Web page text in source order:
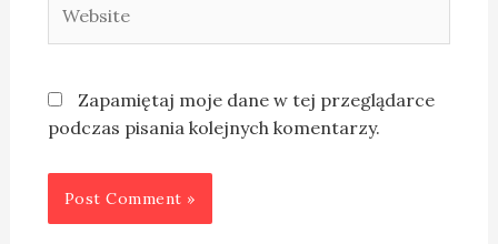
Zapamiętaj moje dane w tej przeglądarce
podczas pisania kolejnych komentarzy.